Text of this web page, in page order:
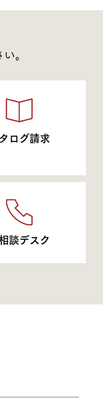
。
ログ請求
談デスク